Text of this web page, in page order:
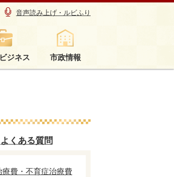
音声読み上げ・ルビふり
ジネス 市政情報
よくある質問
療費・不育症治療費